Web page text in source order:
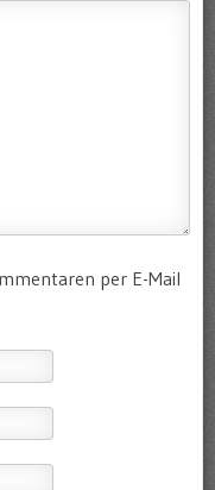
per E-Mail